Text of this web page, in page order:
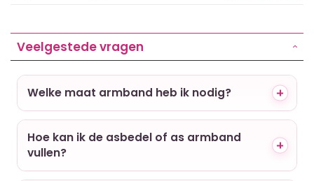
Veelgestede vragen
Welke maat armband heb ik nodig?
Hoe kan ik de asbedel of as armband
vullen?